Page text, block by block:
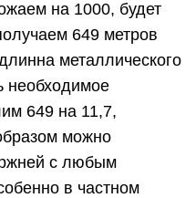
на 1000, будет
649 метров
металлического
необходимое
649 на 11,7,
можно
с любым
в частном